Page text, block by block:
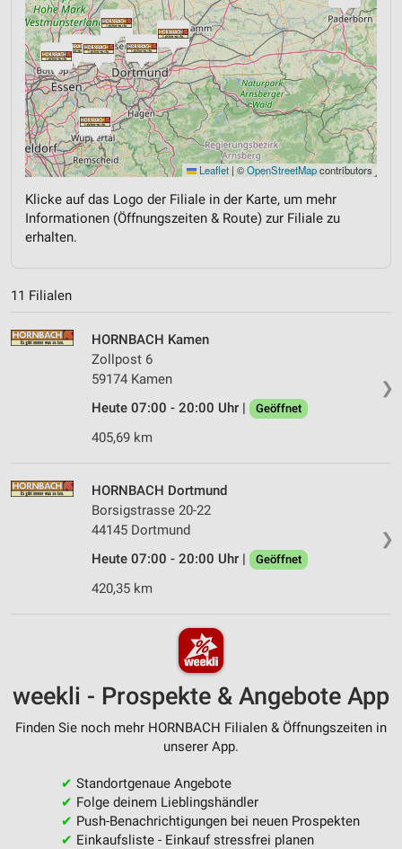
Leaflet | ©OpenStreetMapcontributors
Klicke auf das Logo der Filiale in der Karte, um mehr
Informationen (Öffnungszeiten & Route) zur Filiale zu
erhalten.
11 Filialen
❯
HORNBACH Kamen
Zollpost 6
59174 Kamen
Heute 07:00 - 20:00 Uhr |
Geöffnet
405,69 km
❯
HORNBACH Dortmund
Borsigstrasse 20-22
44145 Dortmund
Heute 07:00 - 20:00 Uhr |
Geöffnet
420,35 km
weekli - Prospekte & Angebote App
Finden Sie noch mehr HORNBACH Filialen & Öffnungszeiten in
unserer App.
✔ Standortgenaue Angebote
✔ Folge deinem Lieblingshändler
✔ Push-Benachrichtigungen bei neuen Prospekten
✔ Einkaufsliste - Einkauf stressfrei planen